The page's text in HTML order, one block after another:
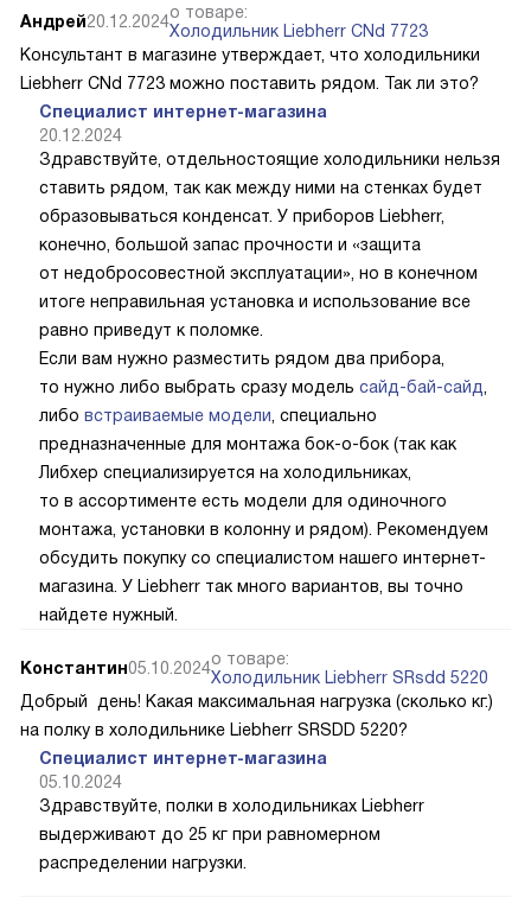
Андрей20.12.2024о товаре:
Холодильник Liebherr CNd 7723
Консультант в магазине утверждает, что холодильники
Liebherr CNd 7723 можно поставить рядом. Так ли это?
Специалист интернет-магазина
20.12.2024
Здравствуйте, отдельностоящие холодильники нельзя
ставить рядом, так как между ними на стенках будет
образовываться конденсат. У приборов Liebherr,
конечно, большой запас прочности и «защита
от недобросовестной эксплуатации», но в конечном
итоге неправильная установка и использование все
равно приведут к поломке.
Если вам нужно разместить рядом два прибора,
то нужно либо выбрать сразу модель сайд-бай-сайд
либо встраиваемые модели , специально
предназначенные для монтажа бок-о-бок (так как
Либхер специализируется на холодильниках,
то в ассортименте есть модели для одиночного
монтажа, установки в колонну и рядом). Рекомендуем
обсудить покупку со специалистом нашего интернет-
магазина. У Liebherr так много вариантов, вы точно
найдете нужный.
Константин05.10.2024о товаре:
Холодильник Liebherr SRsdd 5220
Добрый день! Какая максимальная нагрузка (сколько кг.)
на полку в холодильнике Liebherr SRSDD 5220?
Специалист интернет-магазина
05.10.2024
Здравствуйте, полки в холодильниках Liebherr
выдерживают до 25 кг при равномерном
распределении нагрузки.